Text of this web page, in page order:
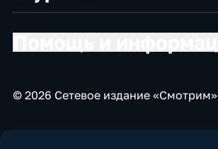
© 2026 Сетевое издание «Смотрим»